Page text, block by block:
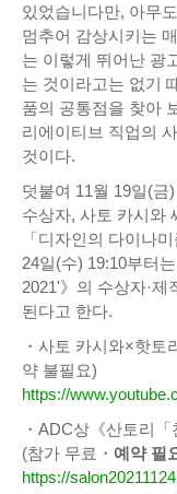
있었습니다만, 아무
멈추어 감상시키는
는 이렇게 뛰어난 광
는 것이라고는 없기
품의 공통점을 찾아
리에이티브 직업의
것이다.
덧붙여 11월 19일(금
수상자, 사토 카시와
「디자인의 다이나
24일(수) 19:10부터
2021'》의 수상자·
된다고 한다.
・사토 카시와×핫토
약 불필요)
https://
・ADC상《산토리
(참가 무료・ 예약 필
https://